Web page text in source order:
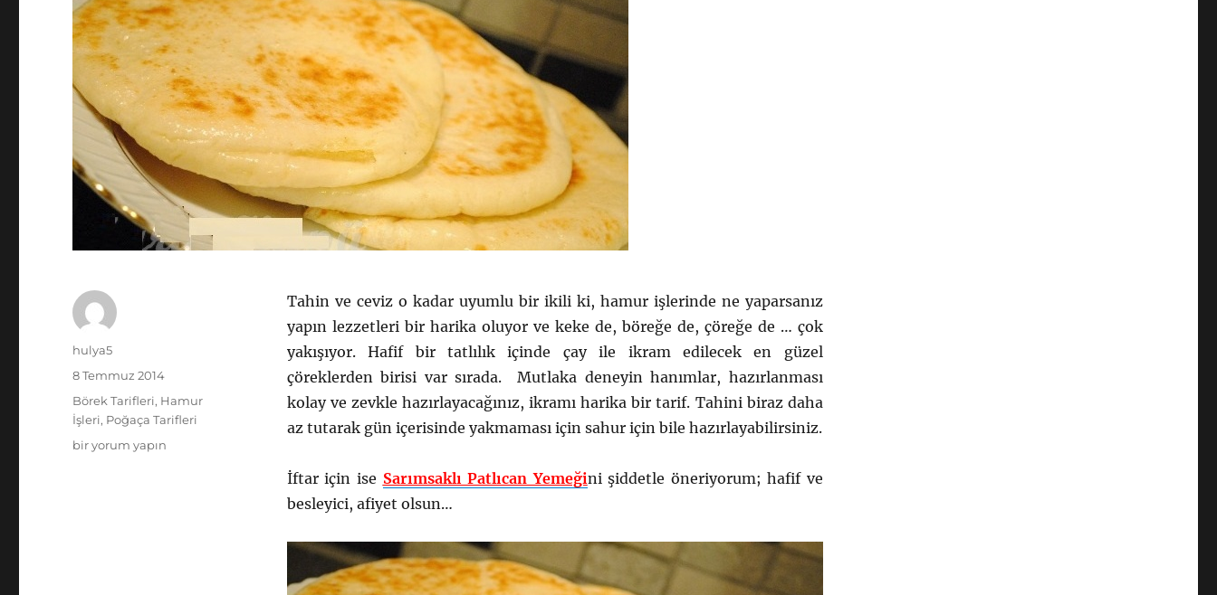
Tahin ve ceviz o kadar uyumlu bir ikili ki, hamur işlerinde ne yaparsanız
yapın lezzetleri bir harika oluyor ve keke de, böreğe de, çöreğe de … çok
yakışıyor. Hafif bir tatlılık içinde çay ile ikram edilecek en güzel
çöreklerden birisi var sırada. Mutlaka deneyin hanımlar, hazırlanması
kolay ve zevkle hazırlayacağınız, ikramı harika bir tarif. Tahini biraz daha
az tutarak gün içerisinde yakmaması için sahur için bile hazırlayabilirsiniz.
İftar için ise Sarımsaklı Patlıcan Yemeğini şiddetle öneriyorum; hafif ve
besleyici, afiyet olsun…
Yazar
hulya5
Yayın
tarihi
8 Temmuz 2014
Kategoriler
Börek Tarifleri, Hamur
İşleri, Poğaça Tarifleri
Tahin
bir yorum yapın